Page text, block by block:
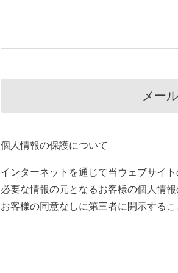
個人情報の保護について
インターネットを通じて当ウェブサイ
必要な情報の元となるお客様の個人情
お客様の同意なしに第三者に開示するこ